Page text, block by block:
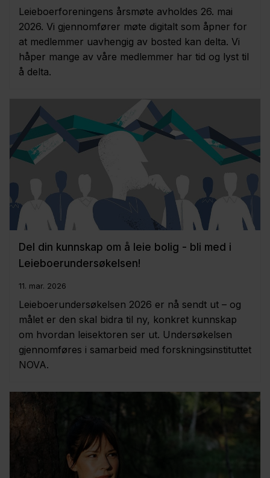
Leieboerforeningens årsmøte avholdes 26. mai
2026. Vi gjennomfører møte digitalt som åpner for
at medlemmer uavhengig av bosted kan delta. Vi
håper mange av våre medlemmer har tid og lyst til
å delta.
Del din kunnskap om å leie bolig - bli med i
Leieboerundersøkelsen!
11. mar. 2026
Leieboerundersøkelsen 2026 er nå sendt ut – og
målet er den skal bidra til ny, konkret kunnskap
om hvordan leisektoren ser ut. Undersøkelsen
gjennomføres i samarbeid med forskningsinstituttet
NOVA.